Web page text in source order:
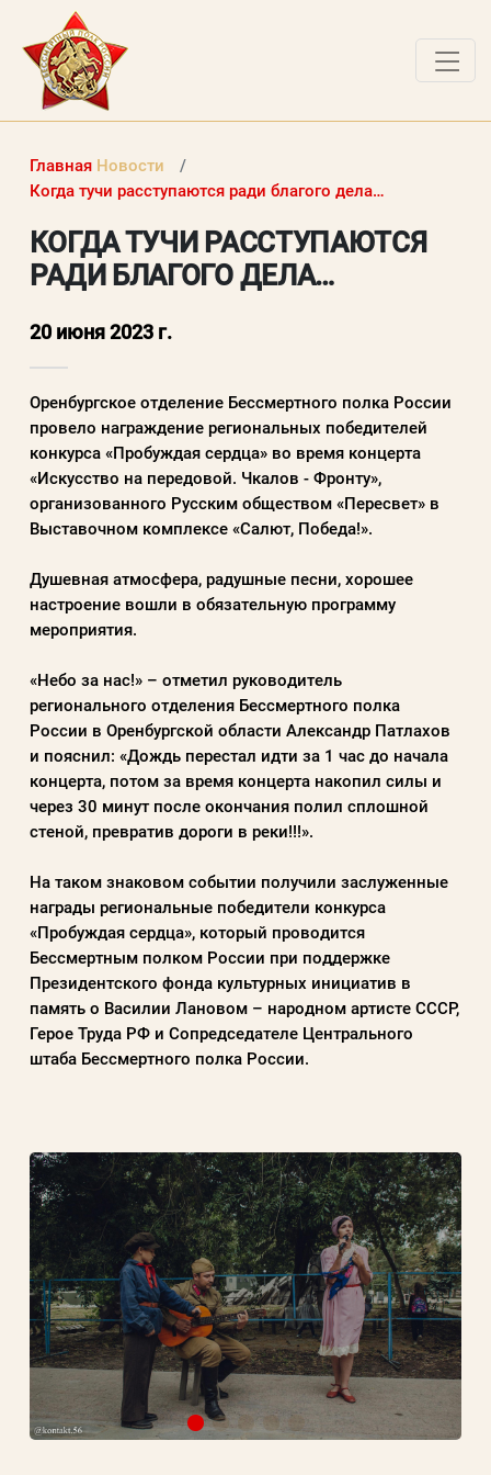
НОВОСТИ
РАБОТЫ ПОБЕДИТЕЛЕЙ
ВОПРОСЫ
ВХОД В ЛИЧНЫЙ КАБИНЕТ
Логин (электронная почта)
Заполняя данную форму вы соглашаетесь с
политикой конфиденциальности
ВОЙТИ
Регистрация Забыли пароль?
Главная Новости
Когда тучи расступаются ради благого дела…
КОГДА ТУЧИ РАССТУПАЮТСЯ
РАДИ БЛАГОГО ДЕЛА…
20 июня 2023 г.
Оренбургское отделение Бессмертного полка России
провело награждение региональных победителей
конкурса «Пробуждая сердца» во время концерта
«Искусство на передовой. Чкалов - Фронту»,
организованного Русским обществом «Пересвет» в
Выставочном комплексе «Салют, Победа!».
Душевная атмосфера, радушные песни, хорошее
настроение вошли в обязательную программу
мероприятия.
«Небо за нас!» – отметил руководитель
регионального отделения Бессмертного полка
России в Оренбургской области Александр Патлахов
и пояснил: «Дождь перестал идти за 1 час до начала
концерта, потом за время концерта накопил силы и
через 30 минут после окончания полил сплошной
стеной, превратив дороги в реки!!!».
На таком знаковом событии получили заслуженные
награды региональные победители конкурса
«Пробуждая сердца», который проводится
Бессмертным полком России при поддержке
Президентского фонда культурных инициатив в
память о Василии Лановом – народном артисте СССР,
Герое Труда РФ и Сопредседателе Центрального
штаба Бессмертного полка России.